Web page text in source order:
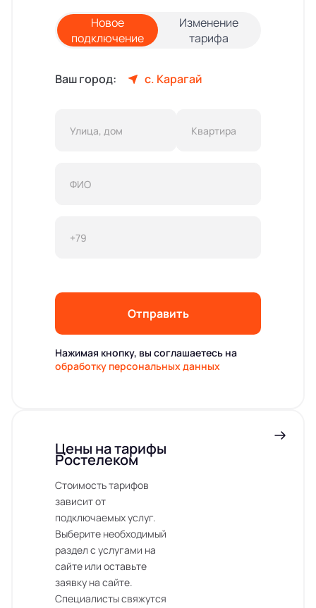
Новое
подключение
Изменение
тарифа
Ваш город: с. Карагай
Отправить
Нажимая кнопку, вы соглашаетесь на
обработку персональных данных
Цены на тарифы
Ростелеком
Стоимость тарифов
зависит от
подключаемых услуг.
Выберите необходимый
раздел с услугами на
сайте или оставьте
заявку на сайте.
Специалисты свяжутся